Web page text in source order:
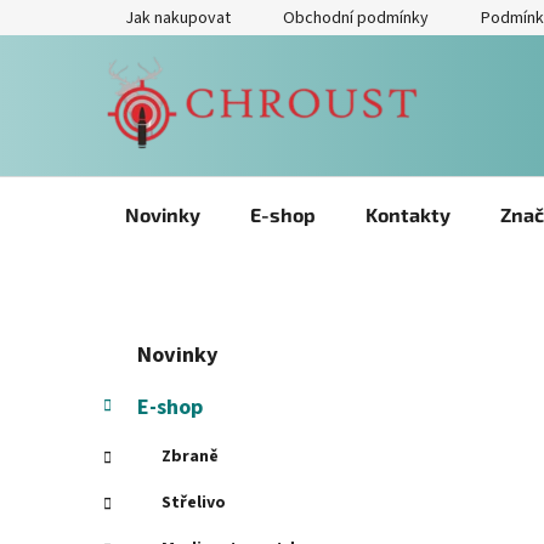
na
Jak nakupovat Obchodní podmínky
Novinky E-shop Kontakty
s
r
a
kategorie
t
e
g
r
Novinky
E-shop
Zbraně
Střelivo